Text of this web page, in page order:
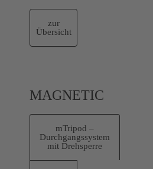
zur
Übersicht
MAGNETIC
mTripod –
Durchgangssystem
mit Drehsperre